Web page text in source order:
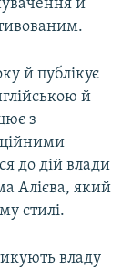
й
й публікує
й
з
до дій влади
Алієва, який
стилі.
владу